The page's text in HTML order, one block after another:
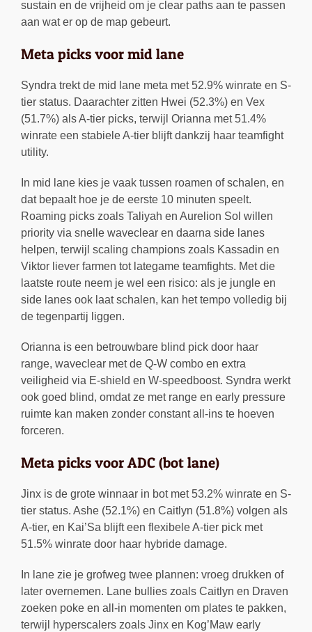
sustain en de vrijheid om je clear paths aan te passen
aan wat er op de map gebeurt.
Meta picks voor mid lane
Syndra trekt de mid lane meta met 52.9% winrate en S-
tier status. Daarachter zitten Hwei (52.3%) en Vex
(51.7%) als A-tier picks, terwijl Orianna met 51.4%
winrate een stabiele A-tier blijft dankzij haar teamfight
utility.
In mid lane kies je vaak tussen roamen of schalen, en
dat bepaalt hoe je de eerste 10 minuten speelt.
Roaming picks zoals Taliyah en Aurelion Sol willen
priority via snelle waveclear en daarna side lanes
helpen, terwijl scaling champions zoals Kassadin en
Viktor liever farmen tot lategame teamfights. Met die
laatste route neem je wel een risico: als je jungle en
side lanes ook laat schalen, kan het tempo volledig bij
de tegenpartij liggen.
Orianna is een betrouwbare blind pick door haar
range, waveclear met de Q-W combo en extra
veiligheid via E-shield en W-speedboost. Syndra werkt
ook goed blind, omdat ze met range en early pressure
ruimte kan maken zonder constant all-ins te hoeven
forceren.
Meta picks voor ADC (bot lane)
Jinx is de grote winnaar in bot met 53.2% winrate en S-
tier status. Ashe (52.1%) en Caitlyn (51.8%) volgen als
A-tier, en Kai’Sa blijft een flexibele A-tier pick met
51.5% winrate door haar hybride damage.
In lane zie je grofweg twee plannen: vroeg drukken of
later overnemen. Lane bullies zoals Caitlyn en Draven
zoeken poke en all-in momenten om plates te pakken,
terwijl hyperscalers zoals Jinx en Kog’Maw early